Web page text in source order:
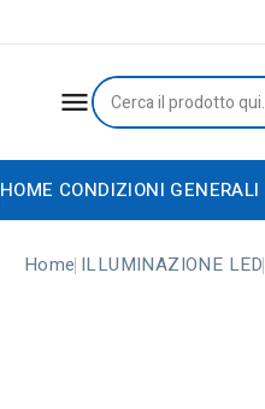

HOME CONDIZIONI GENERALI
Home ILLUMINAZIONE LED